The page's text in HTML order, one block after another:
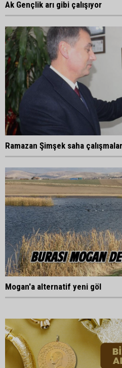
Ak Gençlik arı gibi çalışıyor
Ramazan Şimşek saha
Mogan'a alternatif yeni göl